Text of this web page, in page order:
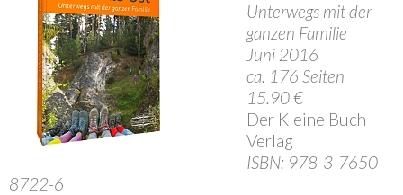
Unterwegs mit der
ganzen Familie
Juni 2016
ca. 176 Seiten
15.90 €
Der Kleine Buch
Verlag
ISBN: 978-3-7650-
8722-6